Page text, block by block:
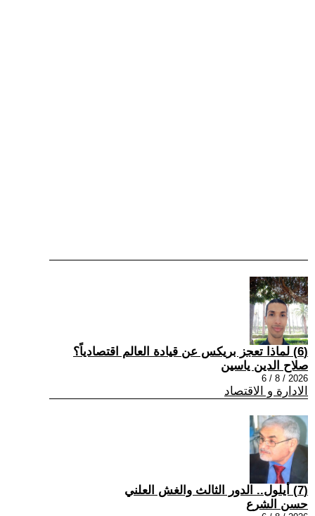
(6) لماذا تعجز بريكس عن قيادة العالم اقتصادياً؟
صلاح الدين ياسين
2026 / 8 / 6
الادارة و الاقتصاد
(7) أيلول.. الدور الثالث والغش العلني
حسن الشرع